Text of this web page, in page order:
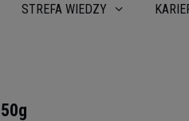
STREFA WIEDZY